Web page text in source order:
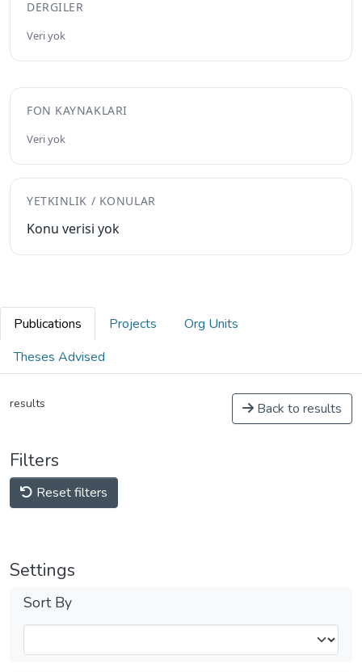
DERGILER
Veri yok
FON KAYNAKLARI
Veri yok
YETKINLIK / KONULAR
Konu verisi yok
Publications Projects
Org Units
Theses Advised
results Back to results
Filters
Reset filters
Settings
Sort By